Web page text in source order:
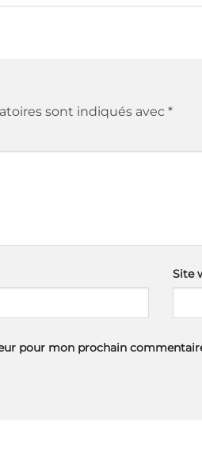
sont indiqués avec *
Site
pour mon prochain